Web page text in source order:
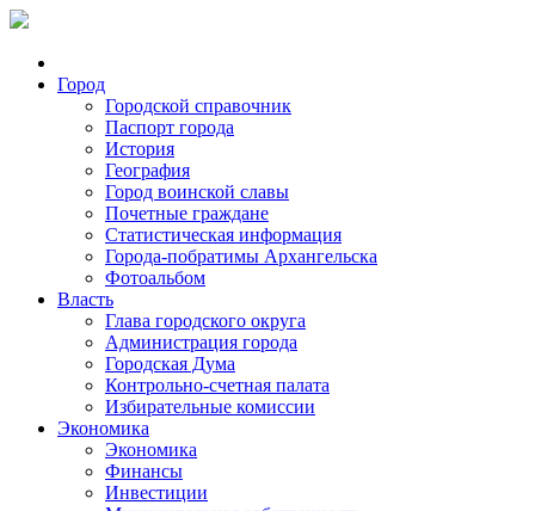
Город
Городской справочник
Паспорт города
История
География
Город воинской славы
Почетные граждане
Статистическая информация
Города-побратимы Архангельска
Фотоальбом
Власть
Глава городского округа
Администрация города
Городская Дума
Контрольно-счетная палата
Избирательные комиссии
Экономика
Экономика
Финансы
Инвестиции